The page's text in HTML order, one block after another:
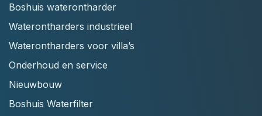
Boshuis waterontharder
Waterontharders industrieel
Waterontharders voor villa’s
Onderhoud en service
Nieuwbouw
Boshuis Waterfilter